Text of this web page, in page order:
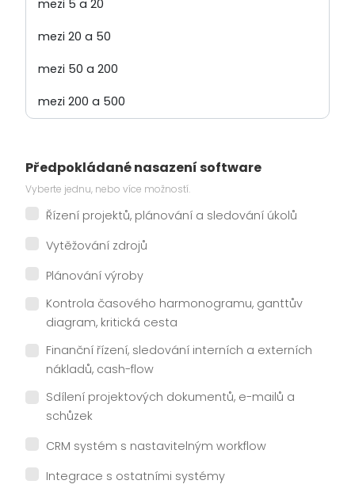
Předpokládané nasazení software
Vyberte jednu, nebo více možností.
Řízení projektů, plánování a sledování úkolů
Vytěžování zdrojů
Plánování výroby
Kontrola časového harmonogramu, ganttův
diagram, kritická cesta
Finanční řízení, sledování interních a externích
nákladů, cash-flow
Sdílení projektových dokumentů, e-mailů a
schůzek
CRM systém s nastavitelným workflow
Integrace s ostatními systémy